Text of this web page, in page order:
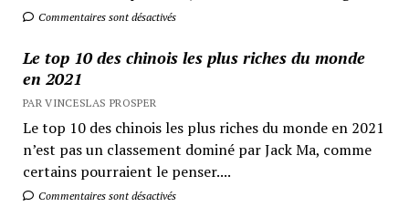
Commentaires sont désactivés
Le top 10 des chinois les plus riches du monde
en 2021
PAR VINCESLAS PROSPER
Le top 10 des chinois les plus riches du monde en 2021
n’est pas un classement dominé par Jack Ma, comme
certains pourraient le penser....
Commentaires sont désactivés